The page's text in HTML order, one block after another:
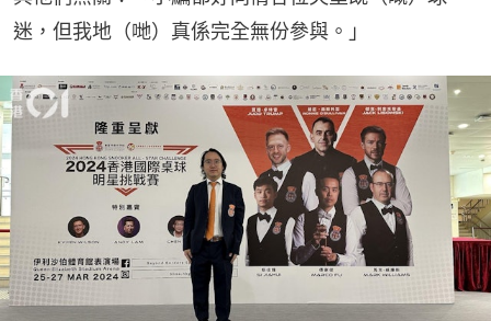
迷，但我地（哋）真係完全無份參與。」